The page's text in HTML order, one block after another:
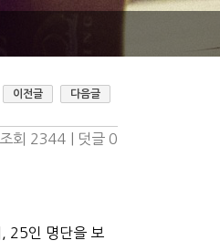
이전글 다음글
조회 2344
덧글 0
25인 명단을 보